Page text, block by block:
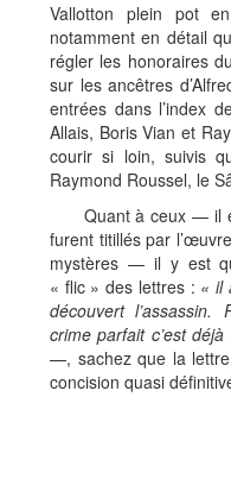
Vallotton plein pot
notamment en détail
régler les honoraires
sur les ancêtres
entrées dans l’index
Allais, Boris Vian et
courir si loin, suivis
Raymond Roussel, le
Quant à ceux — il
furent titillés par
mystères — il y est
« flic » des lettres : «il
découvert l’assassin.
crime parfait c’est déjà
—, sachez que la
concision quasi